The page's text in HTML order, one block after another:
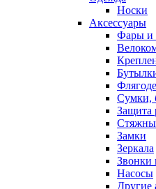
Носки
Аксессуары
Фары и
Сумки,
Защита
Замки
Зеркала
Звонки
Насосы
Другие